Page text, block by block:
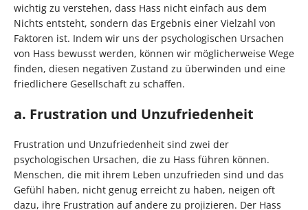
wichtig zu verstehen, dass Hass nicht einfach aus dem
Nichts entsteht, sondern das Ergebnis einer Vielzahl von
Faktoren ist. Indem wir uns der psychologischen Ursachen
von Hass bewusst werden, können wir möglicherweise Wege
finden, diesen negativen Zustand zu überwinden und eine
friedlichere Gesellschaft zu schaffen.
a. Frustration und Unzufriedenheit
Frustration und Unzufriedenheit sind zwei der
psychologischen Ursachen, die zu Hass führen können.
Menschen, die mit ihrem Leben unzufrieden sind und das
Gefühl haben, nicht genug erreicht zu haben, neigen oft
dazu, ihre Frustration auf andere zu projizieren. Der Hass